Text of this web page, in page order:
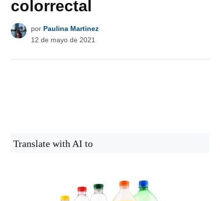
colorrectal
por Paulina Martinez
12 de mayo de 2021
Translate with AI to